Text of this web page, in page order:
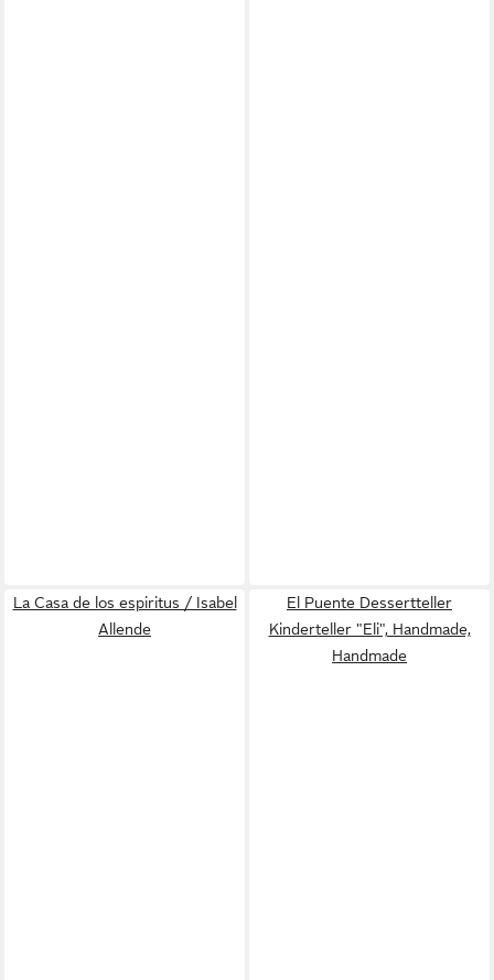
La Casa de los espiritus / Isabel
Allende
El Puente Dessertteller
Kinderteller "Eli", Handmade,
Handmade